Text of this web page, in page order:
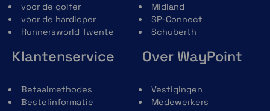
Natural Voice
voor de golfer
voor de hardloper
Runnersworld Twente
Midland
SP-Connect
Schuberth
Klantenservice
Betaalmethodes
Bestelinformatie
Over WayPoint
Vestigingen
Medewerkers